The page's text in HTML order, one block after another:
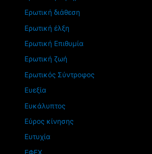
Ερωτική διάθεση
Ερωτική έλξη
Ερωτική Επιθυμία
Ερωτική ζωή
Ερωτικός Σύντροφος
Ευεξία
Ευκάλυπτος
Εύρος κίνησης
Ευτυχία
ΕΦΕΧ